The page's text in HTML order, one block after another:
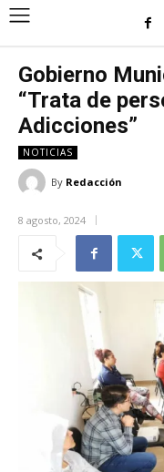
Gobierno
“Trata de
Adicciones”
NOTICIAS
By Redacción
8 agosto, 2024